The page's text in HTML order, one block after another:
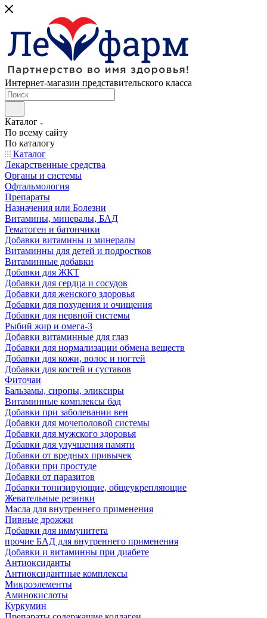
Интернет-магазин представительского класса
Каталог
По всему сайту
По каталогу
Каталог
Лекарственные средства
Органы и системы
Офтальмология
Препараты
Назначения или Болезни
Витамины, минералы, БАД
Гематоген и батончики
Добавки витамины и минералы
Витаминны для детей и подростков
Витаминные добавки
Добавки для ЖКТ
Добавки для сердца и сосудов
Добавки для женского здоровья
Добавки для похудения и очищения
Добавки для нервной системы
Рыбий жир и омега-3
Добавки витаминные для глаз
Добавки для нормализации обмена веществ
Добавки для кожи, волос и ногтей
Добавки для костей и суставов
Фиточаи
Бальзамы, сиропы, эликсиры
Витаминные комплексы бад
Добавки при заболевании вен
Добавки для мочеполовой системы
Добавки для мужского здоровья
Добавки для улучшения памяти
Добавки от вредных привычек
Добавки при простуде
Добавки от паразитов
Добавки тонизирующие, общеукрепляющие
Жевательные резинки
Масла для внутреннего применения
Пивные дрожжи
Добавки для иммунитета
прочие БАД для внутреннего применения
Добавки и витаминны при диабете
Антиоксиданты
Антиоксидантные комплексы
Микроэлементы
Аминокислоты
Куркумин